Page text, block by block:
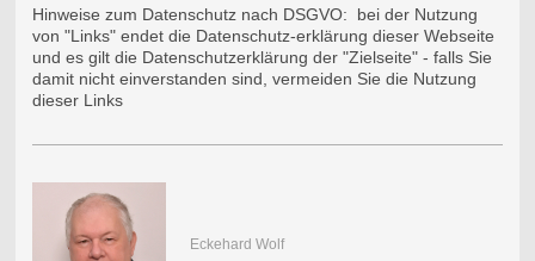
Hinweise zum Datenschutz nach DSGVO: bei der Nutzung
von "Links" endet die Datenschutz-erklärung dieser Webseite
und es gilt die Datenschutzerklärung der "Zielseite" - falls Sie
damit nicht einverstanden sind, vermeiden Sie die Nutzung
dieser Links
Eckehard Wolf